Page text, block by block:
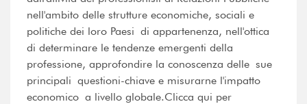
nell'ambito delle strutture economiche, sociali e
politiche dei loro Paesi di appartenenza, nell'ottica
di determinare le tendenze emergenti della
professione, approfondire la conoscenza delle sue
principali questioni-chiave e misurarne l'impatto
economico a livello globale.Clicca qui per